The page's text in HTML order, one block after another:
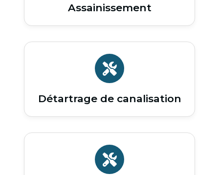
Assainissement
Détartrage de canalisation